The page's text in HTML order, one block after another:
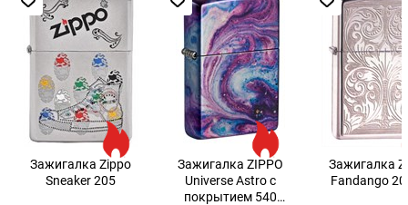
Зажигалка Zippo
Sneaker 205
Зажигалка ZIPPO
Universe Astro с
покрытием 540
Зажигалка
Fandango